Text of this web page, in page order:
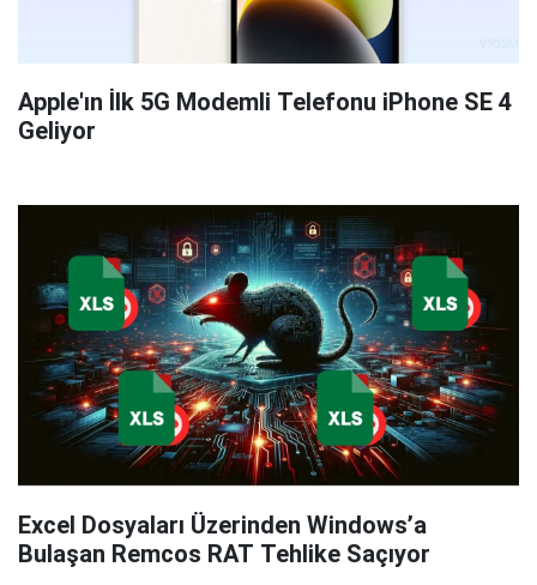
Apple'ın İlk 5G Modemli Telefonu iPhone SE 4
Geliyor
Excel Dosyaları Üzerinden Windows’a
Bulaşan Remcos RAT Tehlike Saçıyor